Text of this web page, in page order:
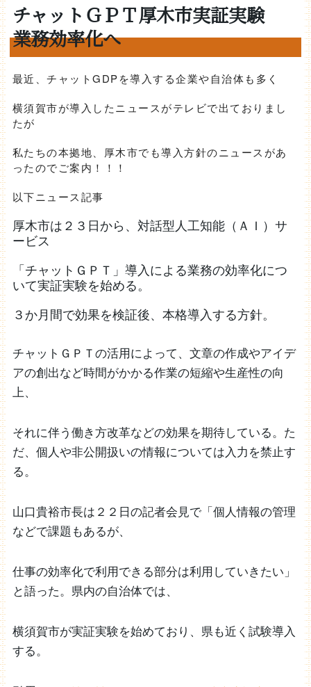
チャットＧＰＴ厚木市実証実験
業務効率化へ
最近、チャットGDPを導入する企業や自治体も多く
横須賀市が導入したニュースがテレビで出ておりまし
たが
私たちの本拠地、厚木市でも導入方針のニュースがあ
ったのでご案内！！！
以下ニュース記事
厚木市は２３日から、対話型人工知能（ＡＩ）サ
ービス
「チャットＧＰＴ」導入による業務の効率化につ
いて実証実験を始める。
３か月間で効果を検証後、本格導入する方針。
チャットＧＰＴの活用によって、文章の作成やアイデ
アの創出など時間がかかる作業の短縮や生産性の向
上、
それに伴う働き方改革などの効果を期待している。た
だ、個人や非公開扱いの情報については入力を禁止す
る。
山口貴裕市長は２２日の記者会見で「個人情報の管理
などで課題もあるが、
仕事の効率化で利用できる部分は利用していきたい」
と語った。県内の自治体では、
横須賀市が実証実験を始めており、県も近く試験導入
する。